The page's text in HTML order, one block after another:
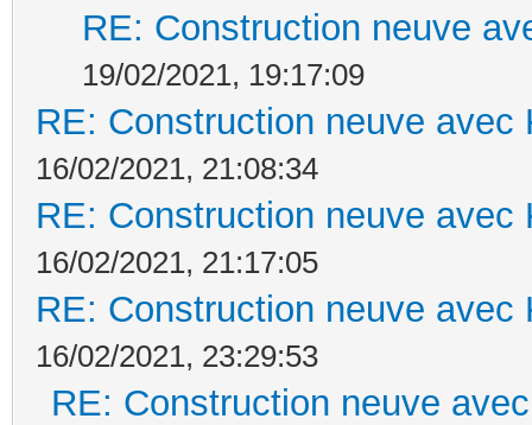
RE: Construction neuve
19/02/2021, 19:17:09
RE: Construction neuve avec
16/02/2021, 21:08:34
RE: Construction neuve avec
16/02/2021, 21:17:05
RE: Construction neuve avec
16/02/2021, 23:29:53
RE: Construction neuve